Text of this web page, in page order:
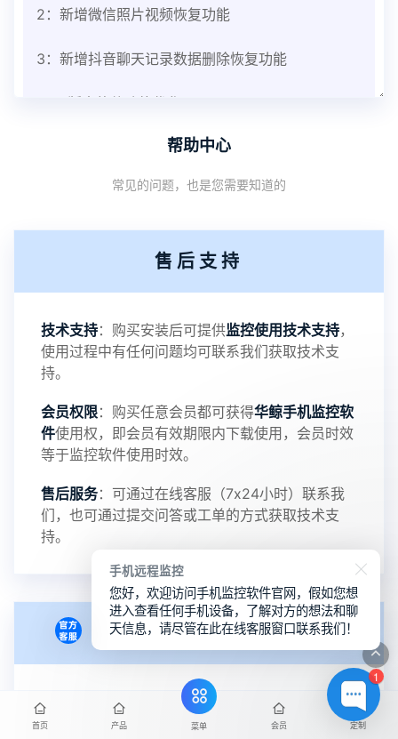
2：新增微信照片视频恢复功能
3：新增抖音聊天记录数据删除恢复功能
1：优化监控终端从当前监控界面切换其他被控端手
机设备响应慢问题
4：优化离线云储存服务器相册照片文件夹路径问题
5：优化关闭监控后离线设置云储存对方微信聊天记
录文件改为自定义文件名称
提示：
提示1：为避免异常风险情况，传输对方手机数据文
件至本地请先切换代理网络
提示2：新会员用户切忌使用触控模式，避免发生监
控被发现的情况
感谢新老会员用户的支持与反馈，欢迎大家反馈华
鲸监控存在的问题与所需的更多功能，华鲸手机监
帮助中心
常见的问题，也是您需要知道的
售后支持
技术支持：购买安装后可提供监控使用技术支持，
使用过程中有任何问题均可联系我们获取技术支
持。
会员权限：购买任意会员都可获得华鲸手机监控软
件使用权，即会员有效期限内下载使用，会员时效
等于监控软件使用时效。
售后服务：可通过在线客服（7x24小时）联系我
们，也可通过提交问答或工单的方式获取技术支
持。
会员授权
月卡会员授权 ：购买并安装后，自动绑定当前使用
设备，仅限绑定本人一台手机使用。支持不同手机
首页 产品 菜单 会员 定制
1
手机远程监控
您好，欢迎访问手机监控软件官网，假如您想
进入查看任何手机设备，了解对方的想法和聊
天信息，请尽管在此在线客服窗口联系我们！